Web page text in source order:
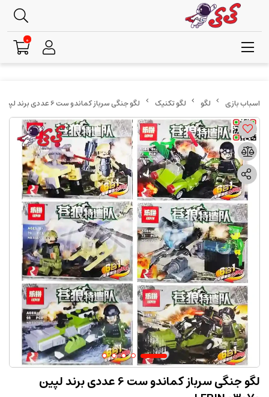
لگو لگو تکنیک لگو جنگی سرباز کماندو ست 6 عددی برند لپین LEPIN 03070
لگو جنگی سرباز کماندو ست 6 عددی برند لپین
0